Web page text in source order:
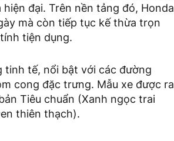
đại. Trên nền tảng đó, Honda
mà còn tiếp tục kế thừa trọn
tiện dụng.
tinh tế, nổi bật với các đường
cong đặc trưng. Mẫu xe được ra
Tiêu chuẩn (Xanh ngọc trai
thiên thạch).